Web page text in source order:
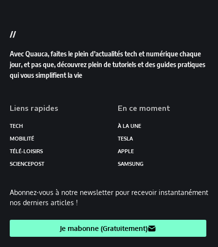
//
Avec Quauca, faites le plein d’actualités tech et numérique chaque
jour, et pas que, découvrez plein de tutoriels et des guides pratiques
qui vous simplifient la vie
Liens rapides
TECH
MOBILITÉ
TÉLÉ-LOISIRS
SCIENCEPOST
En ce moment
À LA UNE
TESLA
APPLE
SAMSUNG
Abonnez-vous à notre newsletter pour recevoir instantanément
nos derniers articles !
Je mabonne (Gratuitement)